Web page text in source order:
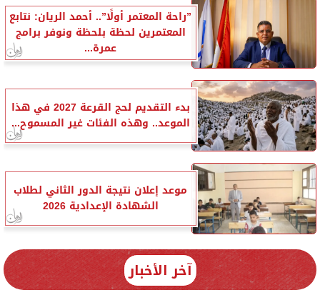
”راحة المعتمر أولًا”.. أحمد الريان: نتابع
المعتمرين لحظة بلحظة ونوفر برامج
عمرة...
بدء التقديم لحج القرعة 2027 في هذا
الموعد.. وهذه الفئات غير المسموح...
موعد إعلان نتيجة الدور الثاني لطلاب
الشهادة الإعدادية 2026
آخر الأخبار